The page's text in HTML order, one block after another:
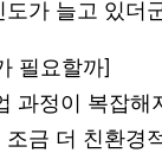
가 늘고 있더
필요할까]
과정이 복잡해
금 더 친환경